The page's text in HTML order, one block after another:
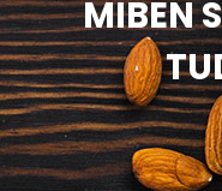
MIBEN